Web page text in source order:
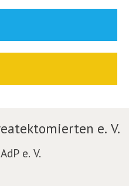
e. V.
e. V.